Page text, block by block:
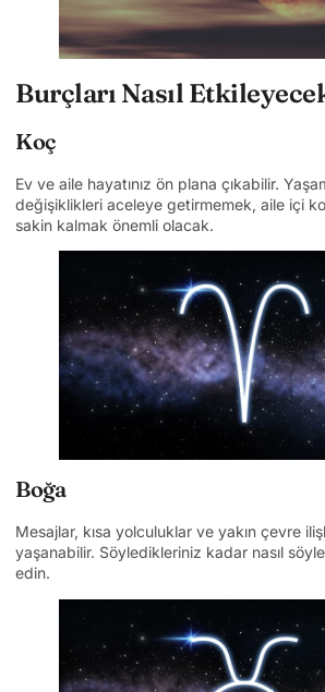
Burçları Nasıl
Koç
Ev ve aile hayatınız ön plana çıkabilir.
değişiklikleri aceleye getirmemek, aile içi
sakin kalmak önemli olacak.
Boğa
Mesajlar, kısa yolculuklar ve yakın çevre
yaşanabilir. Söyledikleriniz kadar nasıl
edin.